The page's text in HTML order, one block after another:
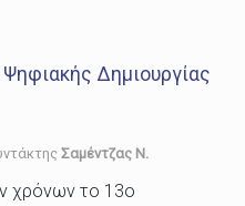
Δημιουργίας
Σαμέντζας Ν.
χρόνων το 13ο